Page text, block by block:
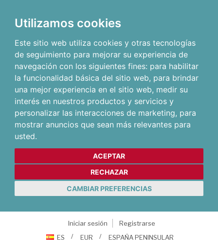
Utilizamos cookies
Este sitio web utiliza cookies y otras tecnologías
de seguimiento para mejorar su experiencia de
navegación con los siguientes fines: para habilitar
la funcionalidad básica del sitio web, para brindar
una mejor experiencia en el sitio web, medir su
interés en nuestros productos y servicios y
personalizar las interacciones de marketing, para
mostrar anuncios que sean más relevantes para
usted.
ACEPTAR
RECHAZAR
CAMBIAR PREFERENCIAS
Iniciar sesión
Registrarse
ES
EUR ESPAÑA PENINSULAR